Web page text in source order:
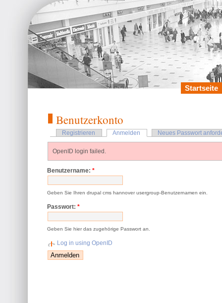
Startseite
Benutzerkonto
Registrieren Anmelden Neues Passwort
OpenID login failed.
Benutzername:*
Geben Sie Ihren drupal cms hannover usergroup-Benutzernamen ein.
Passwort:*
Geben Sie hier das zugehörige Passwort an.
Log in using OpenID